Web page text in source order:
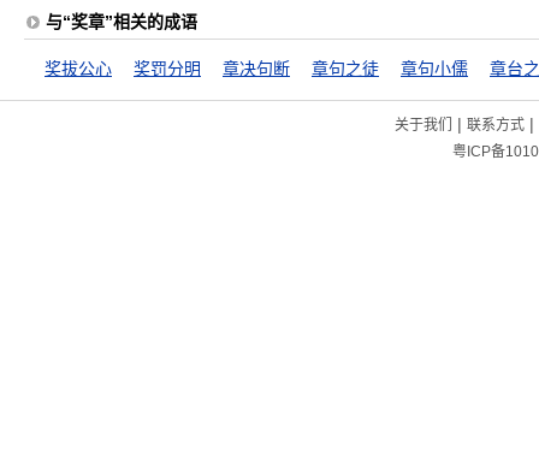
与“奖章”相关的成语
奖拔公心 奖罚分明 章决句断 章句之徒 章句小儒 章台
关于我们 | 联系方式|
粤ICP备